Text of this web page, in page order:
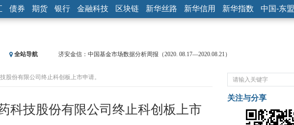
债券 期货 银行 金融科技 区块链 新华丝路 新华信用 新华指数 中国-东盟
全站导航
济安金信：中国基金市场数据分析周报（2020. 08.17—2020.08.21）
记者手记：疫情下的香港零售业如何浴火重生？
济安金信：中国基金市场数据分析周报（2020. 07.27—2020.07.31）
【新华财经调查】同业存单、结构性存款玩起“跷跷板” 结构性失衡藏
股份有限公司终止科创板上市申请。
科技股份有限公司终止科创板上市
关注与分享